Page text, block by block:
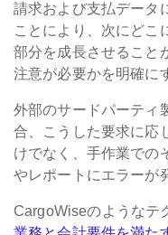
請求および支払データ
ことにより、次にどこ
部分を成長させること
注意が必要かを明確に
外部のサードパーティ
合、こうした要求に応
けでなく、手作業での
やレポートにエラーが
CargoWiseのようなテ